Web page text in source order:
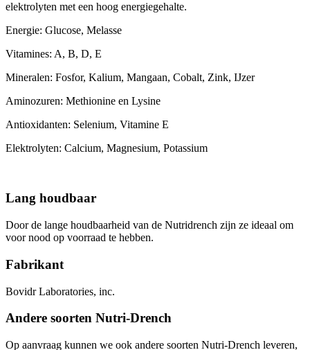
elektrolyten met een hoog energiegehalte.
Energie: Glucose, Melasse
Vitamines: A, B, D, E
Mineralen: Fosfor, Kalium, Mangaan, Cobalt, Zink, IJzer
Aminozuren: Methionine en Lysine
Antioxidanten: Selenium, Vitamine E
Elektrolyten: Calcium, Magnesium, Potassium
Lang houdbaar
Door de lange houdbaarheid van de Nutridrench zijn ze ideaal om
voor nood op voorraad te hebben.
Fabrikant
Bovidr Laboratories, inc.
Andere soorten Nutri-Drench
Op aanvraag kunnen we ook andere soorten Nutri-Drench leveren,